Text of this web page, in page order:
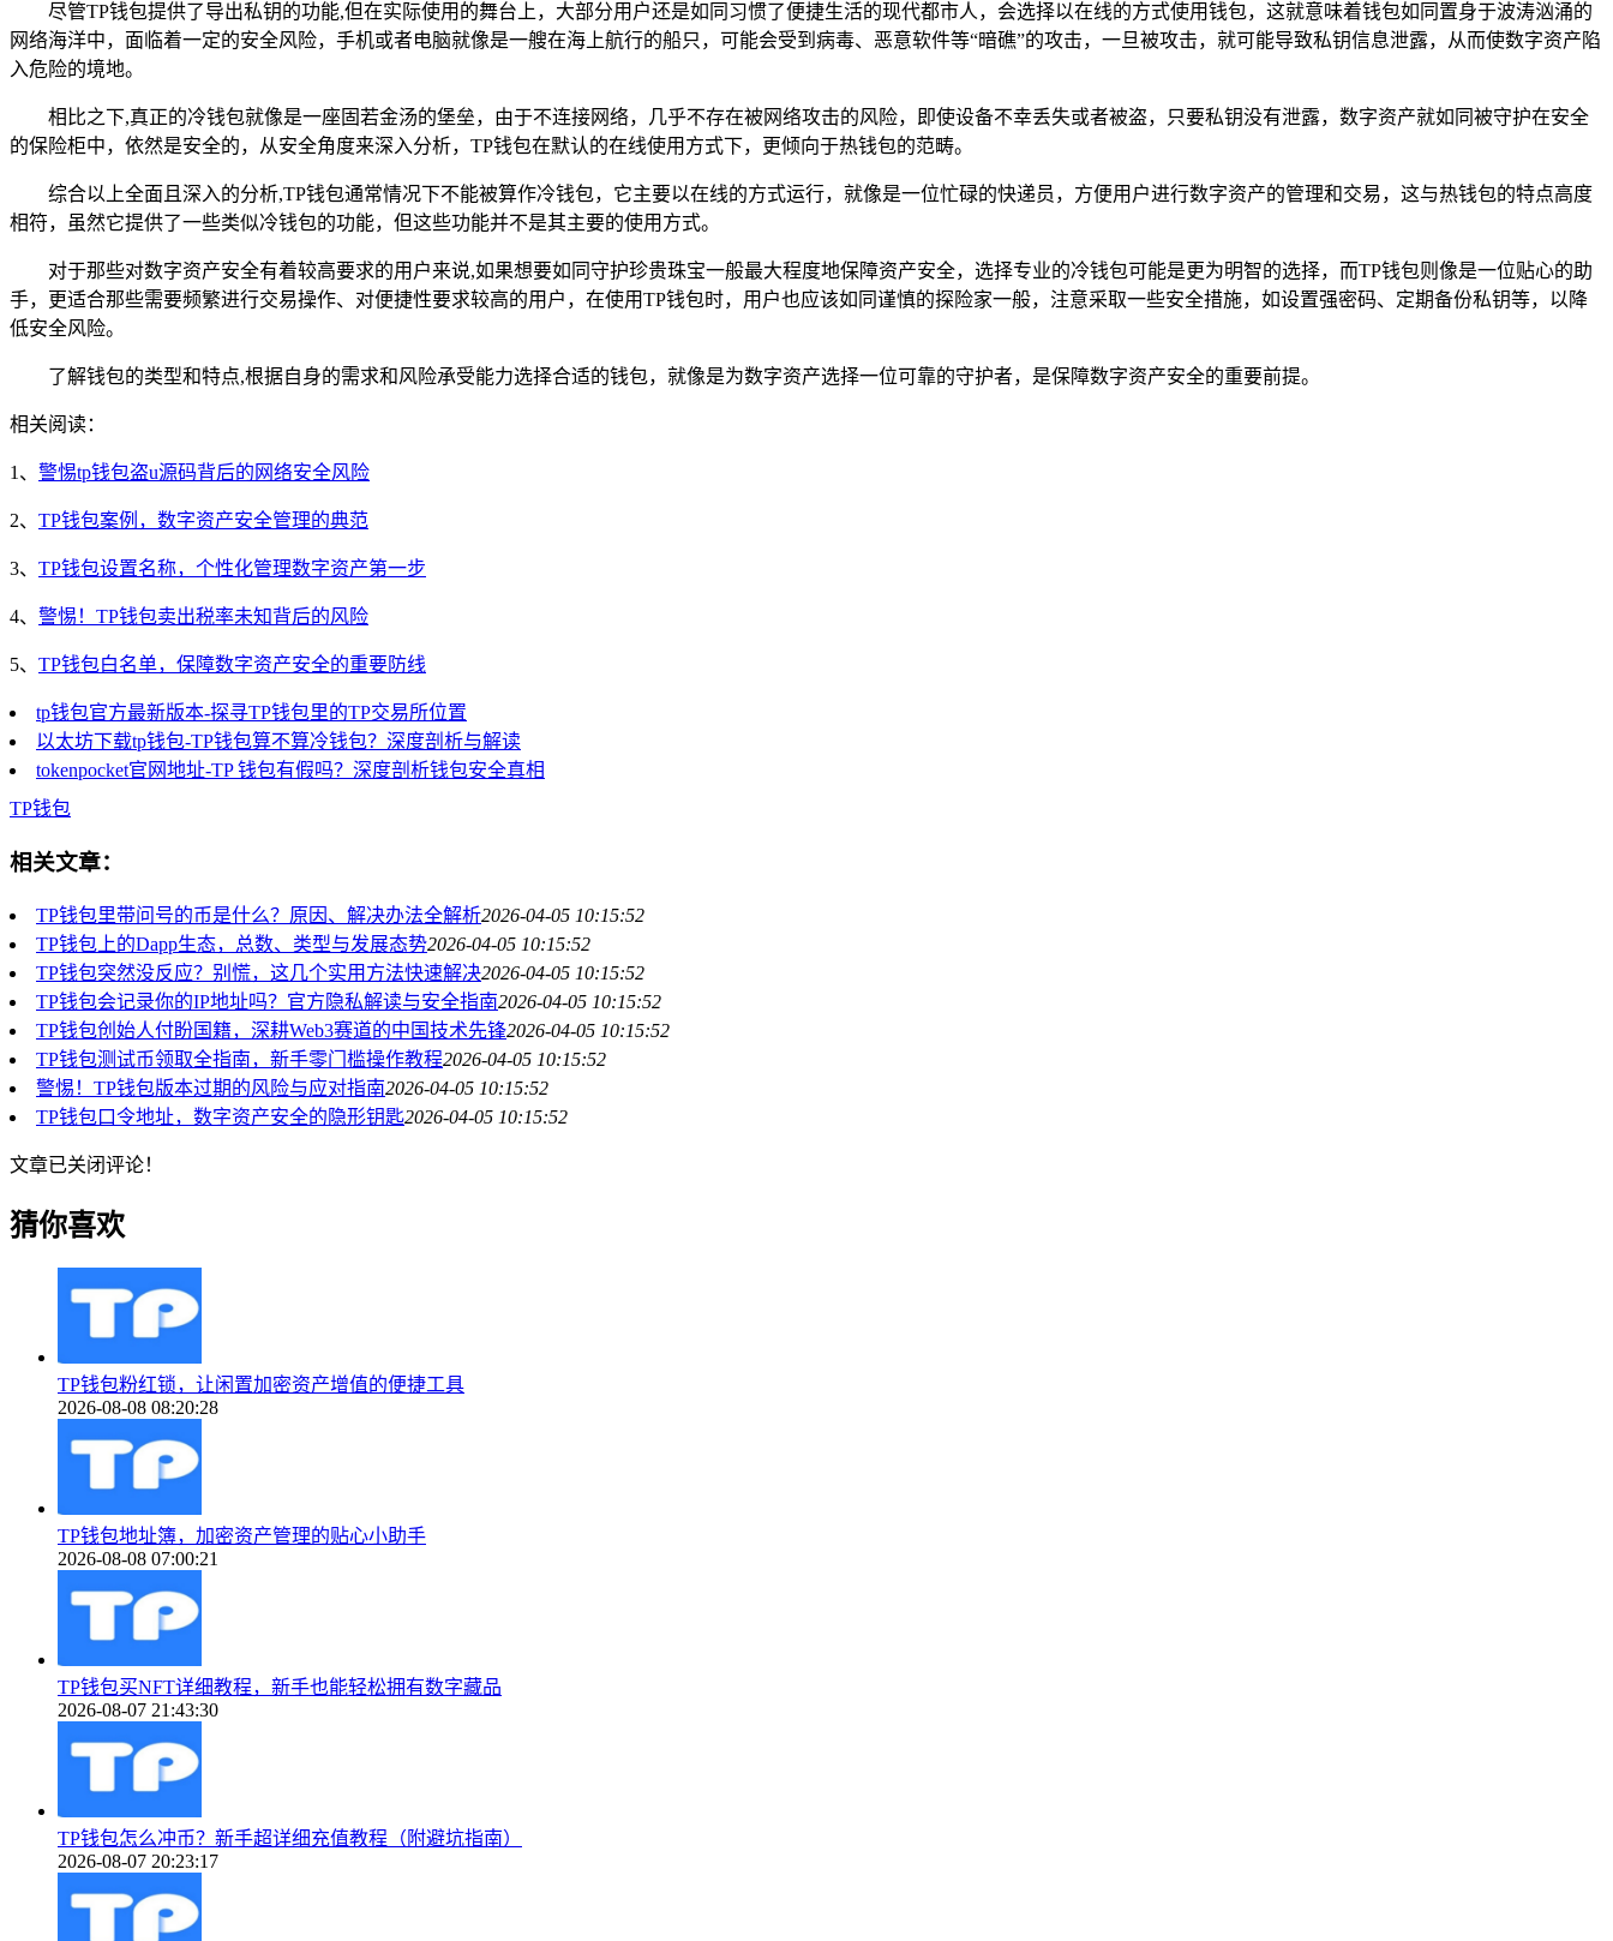
尽管TP钱包提供了导出私钥的功能,但在实际使用的舞台上，大部分用户还是如同习惯了便捷生活的现代都市人，会选择以在线的方式使用钱包，这就意味着钱包如同置身于波涛汹涌的
网络海洋中，面临着一定的安全风险，手机或者电脑就像是一艘在海上航行的船只，可能会受到病毒、恶意软件等“暗礁”的攻击，一旦被攻击，就可能导致私钥信息泄露，从而使数字资产陷
入危险的境地。
相比之下,真正的冷钱包就像是一座固若金汤的堡垒，由于不连接网络，几乎不存在被网络攻击的风险，即使设备不幸丢失或者被盗，只要私钥没有泄露，数字资产就如同被守护在安全
的保险柜中，依然是安全的，从安全角度来深入分析，TP钱包在默认的在线使用方式下，更倾向于热钱包的范畴。
综合以上全面且深入的分析,TP钱包通常情况下不能被算作冷钱包，它主要以在线的方式运行，就像是一位忙碌的快递员，方便用户进行数字资产的管理和交易，这与热钱包的特点高度
相符，虽然它提供了一些类似冷钱包的功能，但这些功能并不是其主要的使用方式。
对于那些对数字资产安全有着较高要求的用户来说,如果想要如同守护珍贵珠宝一般最大程度地保障资产安全，选择专业的冷钱包可能是更为明智的选择，而TP钱包则像是一位贴心的助
手，更适合那些需要频繁进行交易操作、对便捷性要求较高的用户，在使用TP钱包时，用户也应该如同谨慎的探险家一般，注意采取一些安全措施，如设置强密码、定期备份私钥等，以降
低安全风险。
了解钱包的类型和特点,根据自身的需求和风险承受能力选择合适的钱包，就像是为数字资产选择一位可靠的守护者，是保障数字资产安全的重要前提。
相关阅读：
1、 警惕tp钱包盗u源码背后的网络安全风险
2、 TP钱包案例，数字资产安全管理的典范
3、 TP钱包设置名称，个性化管理数字资产第一步
4、 警惕！TP钱包卖出税率未知背后的风险
5、 TP钱包白名单，保障数字资产安全的重要防线
tp钱包官方最新版本-探寻TP钱包里的TP交易所位置
以太坊下载tp钱包-TP钱包算不算冷钱包？深度剖析与解读
tokenpocket官网地址-TP 钱包有假吗？深度剖析钱包安全真相
TP钱包
相关文章：
TP钱包里带问号的币是什么？原因、解决办法全解析2026-04-05 10:15:52
TP钱包上的Dapp生态，总数、类型与发展态势2026-04-05 10:15:52
TP钱包突然没反应？别慌，这几个实用方法快速解决2026-04-05 10:15:52
TP钱包会记录你的IP地址吗？官方隐私解读与安全指南2026-04-05 10:15:52
TP钱包创始人付盼国籍，深耕Web3赛道的中国技术先锋2026-04-05 10:15:52
TP钱包测试币领取全指南，新手零门槛操作教程2026-04-05 10:15:52
警惕！TP钱包版本过期的风险与应对指南2026-04-05 10:15:52
TP钱包口令地址，数字资产安全的隐形钥匙2026-04-05 10:15:52
文章已关闭评论！
猜你喜欢
TP钱包粉红锁，让闲置加密资产增值的便捷工具
2026-08-08 08:20:28
TP钱包地址簿，加密资产管理的贴心小助手
2026-08-08 07:00:21
TP钱包买NFT详细教程，新手也能轻松拥有数字藏品
2026-08-07 21:43:30
TP钱包怎么冲币？新手超详细充值教程（附避坑指南）
2026-08-07 20:23:17